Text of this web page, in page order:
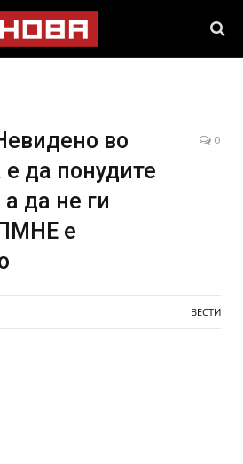
во
е да понудите
да не ги
е
0
ВЕСТИ